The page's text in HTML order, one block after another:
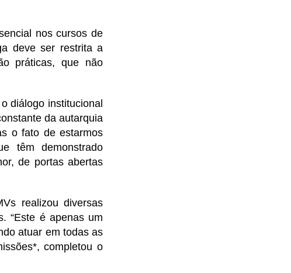
nos cursos de
deve ser restrita a
práticas, que não
diálogo institucional
da autarquia
o fato de estarmos
têm demonstrado
de portas abertas
realizou diversas
“Este é apenas um
atuar em todas as
completou o